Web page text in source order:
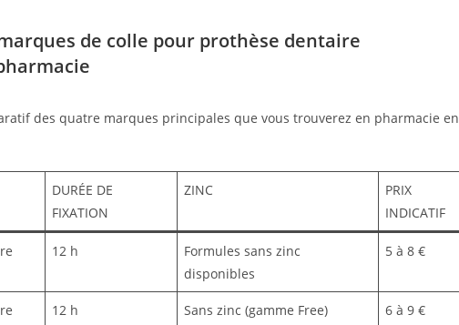
de colle pour prothèse dentaire
des quatre marques principales que vous trouverez en pharmacie en
DURÉE DE
FIXATION
ZINC
PRIX
INDICATIF
12 h
Formules sans zinc
disponibles
5 à 8 €
12 h Sans zinc (gamme Free) 6 à 9 €